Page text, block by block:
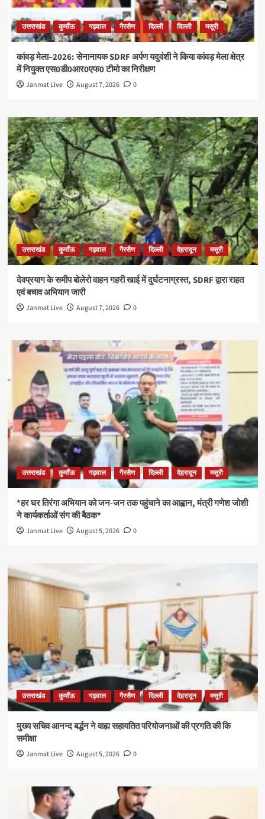
उत्तराखंड कुमाँऊ गढ़वाल गैरसैण दिल्ली दिल्ली मसूरी
कांवड़ मेला–2026: सेनानायक SDRF अर्पण यदुवंशी ने किया कांवड़ मेला क्षेत्र
में नियुक्त एस0डी0आर0एफ0 टीमो का निरीक्षण
Janmat Live August 7, 2026 0
उत्तराखंड कुमाँऊ गढ़वाल गैरसैण दिल्ली देहरादून मसूरी
देवप्रयाग के समीप बोलेरो वाहन गहरी खाई में दुर्घटनाग्रस्त, SDRF द्वारा राहत
एवं बचाव अभियान जारी
Janmat Live August 7, 2026 0
उत्तराखंड कुमाँऊ गढ़वाल गैरसैण दिल्ली देहरादून मसूरी
*हर घर तिरंगा अभियान को जन-जन तक पहुंचाने का आह्वान, मंत्री गणेश जोशी
ने कार्यकर्ताओं संग की बैठक*
Janmat Live August 5, 2026 0
उत्तराखंड कुमाँऊ गढ़वाल गैरसैण दिल्ली देहरादून मसूरी
मुख्य सचिव आनन्द बर्द्धन ने वाह्य सहायतित परियोजनाओं की प्रगति की कि
समीक्षा
Janmat Live August 5, 2026 0